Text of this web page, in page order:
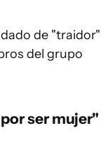
de "traidor"
del grupo
ser mujer"